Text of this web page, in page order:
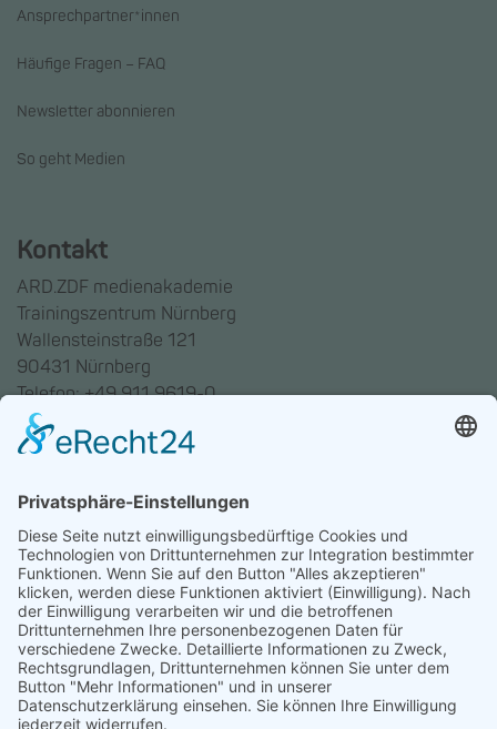
Ansprechpartner*innen
Häufige Fragen – FAQ
Newsletter abonnieren
So geht Medien
Kontakt
ARD.ZDF medienakademie
Trainingszentrum Nürnberg
Wallensteinstraße 121
90431 Nürnberg
Telefon: +49 911 9619-0
Trainingszentrum Hannover
30169 Hannover
Telefon: +49 511 123598-531
AGB
Datenschutz